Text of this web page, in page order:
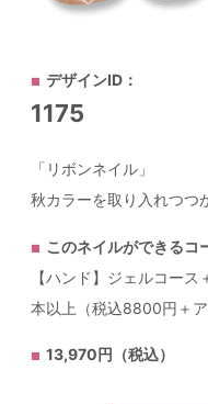
デザインID：
1175
「リボンネイル」
秋カラーを取り入れつつ
このネイルができるコ
【ハンド】ジェルコー
本以上（税込8800円＋
13,970円（税込）